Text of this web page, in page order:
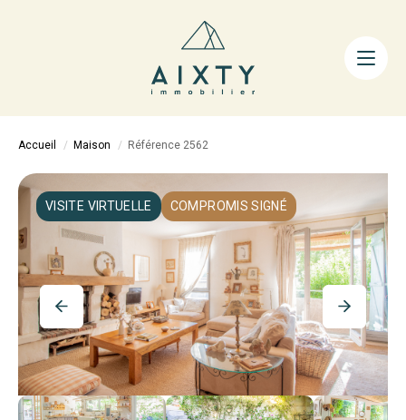
ACHETER
AIXTY & VOUS
Nos Agences
Nos Équipes
Nos Tarifs
Nos Biens Vendus
Notre City Guide
Accueil Maison Référence 2562
VISITE VIRTUELLE COMPROMIS SIGNÉ